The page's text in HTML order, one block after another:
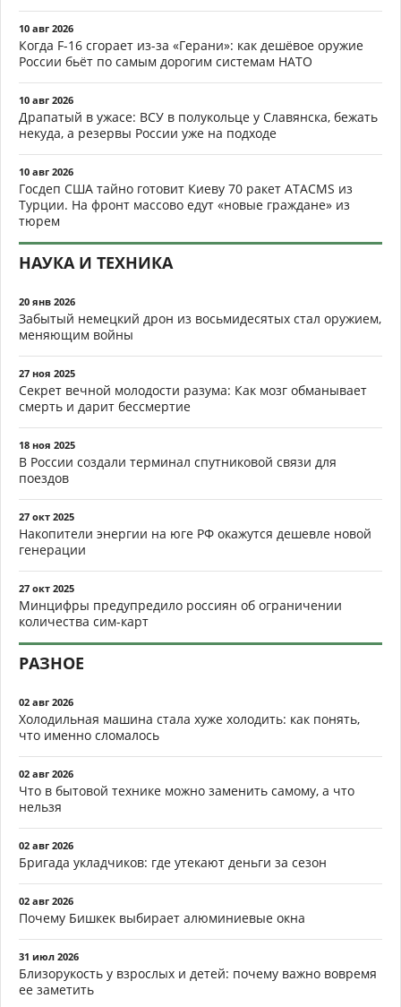
10 авг 2026
Когда F-16 сгорает из-за «Герани»: как дешёвое оружие
России бьёт по самым дорогим системам НАТО
10 авг 2026
Драпатый в ужасе: ВСУ в полукольце у Славянска, бежать
некуда, а резервы России уже на подходе
10 авг 2026
Госдеп США тайно готовит Киеву 70 ракет ATACMS из
Турции. На фронт массово едут «новые граждане» из
тюрем
НАУКА И ТЕХНИКА
20 янв 2026
Забытый немецкий дрон из восьмидесятых стал оружием,
меняющим войны
27 ноя 2025
Секрет вечной молодости разума: Как мозг обманывает
смерть и дарит бессмертие
18 ноя 2025
В России создали терминал спутниковой связи для
поездов
27 окт 2025
Накопители энергии на юге РФ окажутся дешевле новой
генерации
27 окт 2025
Минцифры предупредило россиян об ограничении
количества сим-карт
РАЗНОЕ
02 авг 2026
Холодильная машина стала хуже холодить: как понять,
что именно сломалось
02 авг 2026
Что в бытовой технике можно заменить самому, а что
нельзя
02 авг 2026
Бригада укладчиков: где утекают деньги за сезон
02 авг 2026
Почему Бишкек выбирает алюминиевые окна
31 июл 2026
Близорукость у взрослых и детей: почему важно вовремя
ее заметить